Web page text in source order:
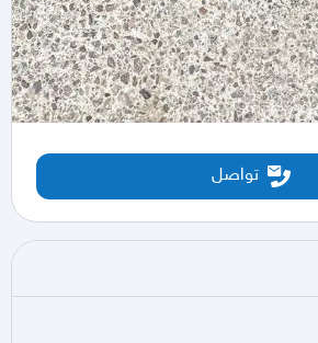
تواصل